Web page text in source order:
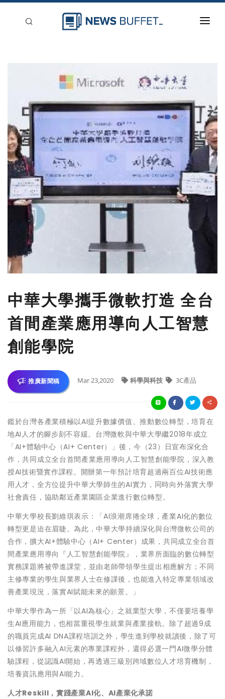
刊登
中華大學攜手微軟打造 全台
首間產業應用導向人工智慧
創能學院
推廣新聞稿 Mar 23,2020 科學與科技 3C產品
鑑於台灣各產業積極以AI提升數據價值、推動數位轉型，培育在
地AI人才的腳步刻不容緩。台灣微軟與中華大學繼2018年成立
「AI+體驗中心（AI+ Center）」後，今（23）日宣布深化合
作，共同成立全台首間產業應用導向人工智慧創能學院，深入教
授AI技術暨實作課程。開辦第一年預計培育超過兩百位AI技術應
用人才，全方位提升中華大學師生的AI實力，同時向外落實大學
社會責任，協助鄰近產業園區企業進行數位轉型。
中華大學校長劉維琪表示：「AI浪潮席捲全球，產業AI化的數位
轉型更是迫在眉睫。為此，中華大學持續深化與台灣微軟公司的
合作，擴大AI+體驗中心（AI+ Center）成果，共同成立全台首
間產業應用導向『人工智慧創能學院』，業界所面臨的數位轉型
實務課題將被帶進課堂，並由老師帶領學生提出相應解方；不同
主修專業的學生與業界人士在修課後，也能進入特定專業領域改
善產業現況，落實AI賦能未來的願景。」
中華大學作為一所「以AI為核心」之就業型大學，不僅要培養學
生AI應用能力，也相當重視學生就業與產業接軌。除了超過9成
的職員完成AI DNA課程培訓之外，學生進到學校就讀後，除了可
以修習許多融入AI元素的專業課程外，還得必選一門AI微學分體
驗課程，從認識AI開始，再透過三級別跨域數位人才培育機制，
培養資訊應用與AI能力。
人才Reskill ，實踐產業AI化、 AI產業化承諾